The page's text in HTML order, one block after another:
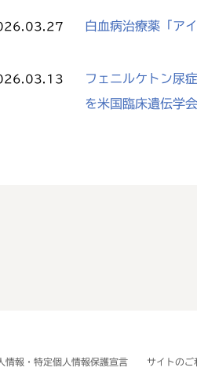
白血病治療薬「ア
フェニルケトン尿
を米国臨床遺伝学
情報・特定個人情報保護宣言 サイトのご